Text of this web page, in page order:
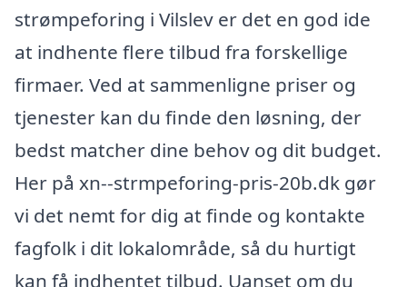
strømpeforing i Vilslev er det en god ide
at indhente flere tilbud fra forskellige
firmaer. Ved at sammenligne priser og
tjenester kan du finde den løsning, der
bedst matcher dine behov og dit budget.
Her på xn--strmpeforing-pris-20b.dk gør
vi det nemt for dig at finde og kontakte
fagfolk i dit lokalområde, så du hurtigt
kan få indhentet tilbud. Uanset om du